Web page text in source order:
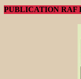
PUBLICATION RAF